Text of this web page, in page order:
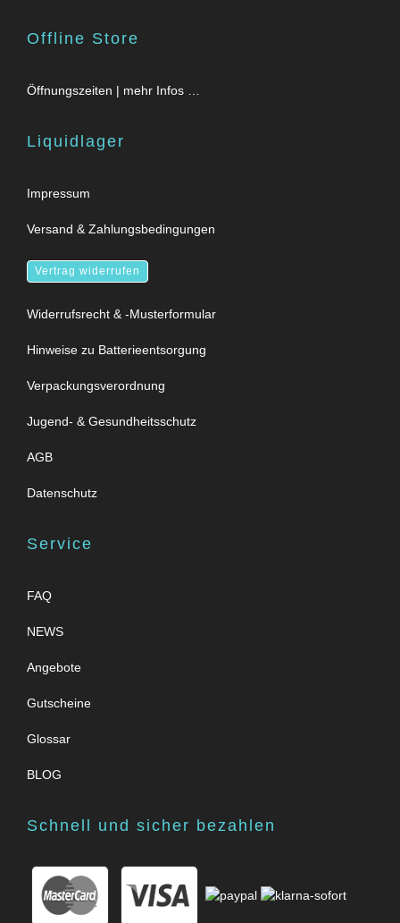
Offline Store
Öffnungszeiten | mehr Infos …
Liquidlager
Impressum
Versand & Zahlungsbedingungen
Vertrag widerrufen
Widerrufsrecht & -Musterformular
Hinweise zu Batterieentsorgung
Verpackungsverordnung
Jugend- & Gesundheitsschutz
AGB
Datenschutz
Service
FAQ
NEWS
Angebote
Gutscheine
Glossar
BLOG
Schnell und sicher bezahlen